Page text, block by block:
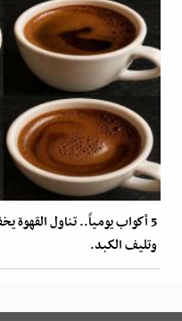
5 أكواب يومياً.. تناول القهوة
وتليف الكبد.